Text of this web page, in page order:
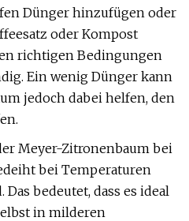
Dünger hinzufügen oder
oder Kompost
richtigen Bedingungen
Ein wenig Dünger kann
jedoch dabei helfen, den
Meyer-Zitronenbaum bei
bei Temperaturen
bedeutet, dass es ideal
in milderen